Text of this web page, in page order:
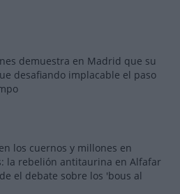
demuestra en Madrid que su
desafiando implacable el paso
los cuernos y millones en
la rebelión antitaurina en Alfafar
el debate sobre los 'bous al